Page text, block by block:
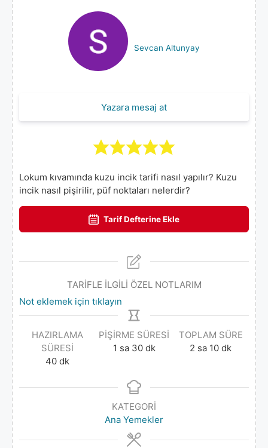
Sevcan Altunyay
Yazara mesaj at
Lokum kıvamında kuzu incik tarifi nasıl yapılır? Kuzu
incik nasıl pişirilir, püf noktaları nelerdir?
Tarif Defterine Ekle
TARİFLE İLGİLİ ÖZEL NOTLARIM
Not eklemek için tıklayın
HAZIRLAMA
SÜRESI
40 dk
PIŞIRME SÜRESI
1 sa 30 dk
TOPLAM SÜRE
2 sa 10 dk
KATEGORI
Ana Yemekler